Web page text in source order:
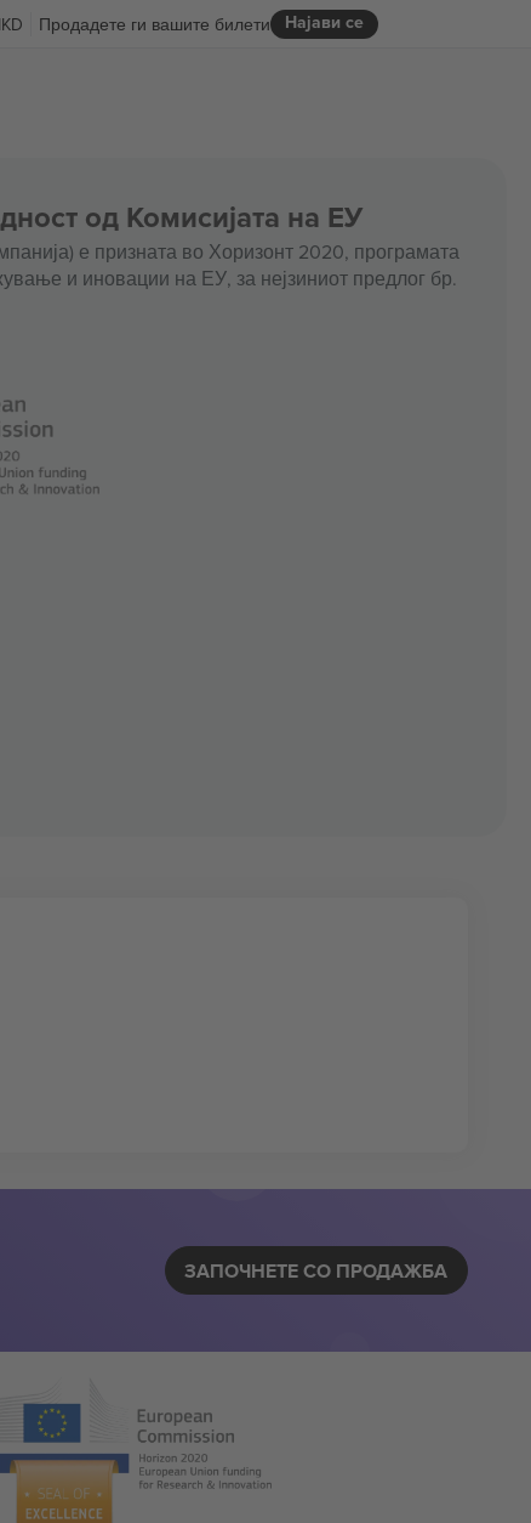
Најави се
Продадете ги вашите билети
од Комисијата на ЕУ
е призната во Хоризонт 2020, програмата
и иновации на ЕУ, за нејзиниот предлог бр.
ЗАПОЧНЕТЕ СО ПРОДАЖБА